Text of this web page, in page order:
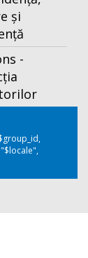
și
-